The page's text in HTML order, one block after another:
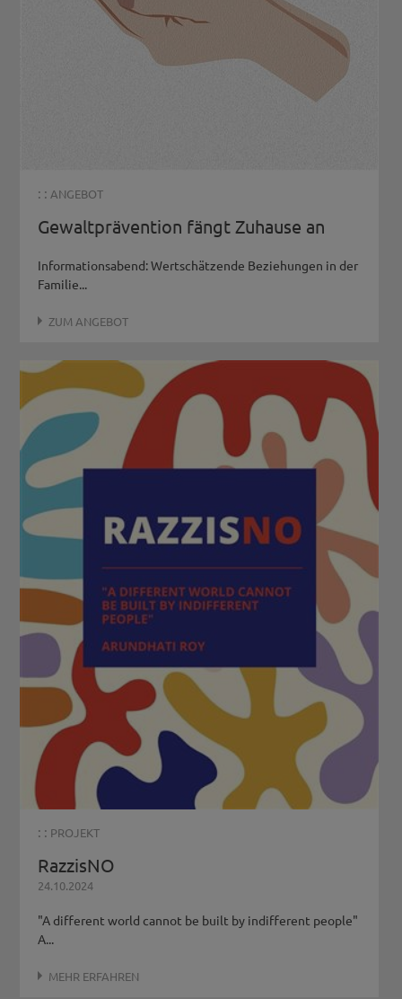
: : ANGEBOT
Gewaltprävention fängt Zuhause an
Informationsabend: Wertschätzende Beziehungen in der
Familie...
ZUM ANGEBOT
: : PROJEKT
RazzisNO
24.10.2024
"A different world cannot be built by indifferent people"
A...
MEHR ERFAHREN